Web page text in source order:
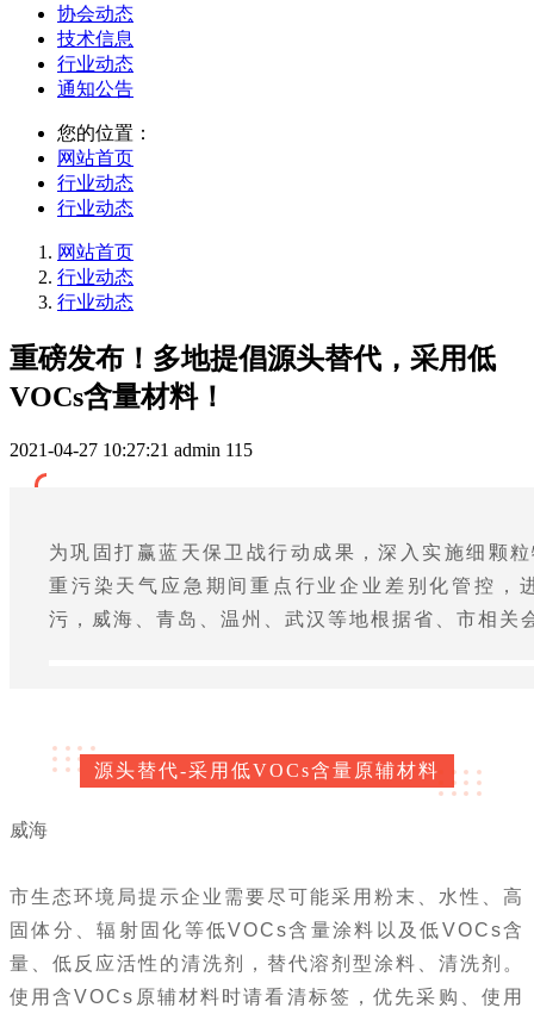
协会动态
技术信息
行业动态
通知公告
您的位置：
网站首页
行业动态
行业动态
网站首页
行业动态
行业动态
重磅发布！多地提倡源头替代，采用低
VOCs含量材料！
2021-04-27 10:27:21 admin 115
为巩固打赢蓝天保卫战行动成果，深入实施细颗
重污染天气应急期间重点行业企业差别化管控，
污，威海、青岛、温州、武汉等地根据省、市相关
源头替代-采用低VOCs含量原辅材料
威海
市生态环境局提示企业需要尽可能采用粉末、水性、高
固体分、辐射固化等低VOCs含量涂料以及低VOCs含
量、低反应活性的清洗剂，替代溶剂型涂料、清洗剂。
使用含VOCs原辅材料时请看清标签，优先采购、使用